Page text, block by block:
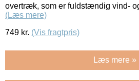
overtræk, som er fuldstændig vind-
(Læs mere)
749 kr. (Vis fragtpris)
Læs mere »